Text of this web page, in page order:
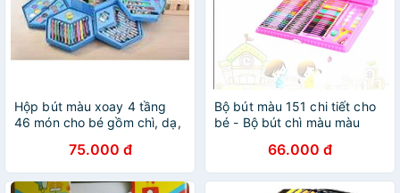
Hộp bút màu xoay 4 tầng
46 món cho bé gồm chì, dạ,
75.000 đ
Bộ bút màu 151 chi tiết cho
bé - Bộ bút chì màu màu
66.000 đ